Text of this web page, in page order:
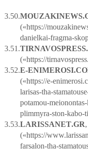
3.50.MOUZAKINEWS.
(«https://
danielkai-fragma-
3.51.TIRNAVOSPRESS.
(«https://tirnavospress.
3.52.E-ENIMEROSI.
(«https://e-enimerosi.
larisas-tha-stamatouse
potamou-meionontas-
plimmyra-ston-kabo-
3.53.LARISSANET.GR,
(«https://
farsalon-tha-